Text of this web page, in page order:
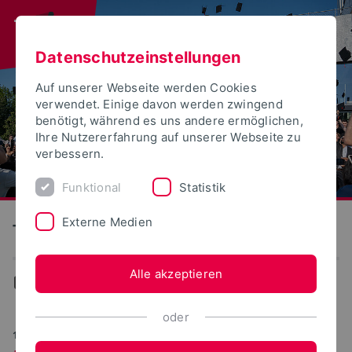
Technische Hochschule Ostwestfalen-Lippe
17.11.2023
Datenschutzeinstellungen
Auf unserer Webseite werden Cookies
verwendet. Einige davon werden zwingend
benötigt, während es uns andere ermöglichen,
Ihre Nutzererfahrung auf unserer Webseite zu
verbessern.
Funktional Statistik
Externe Medien
Alle akzeptieren
oder